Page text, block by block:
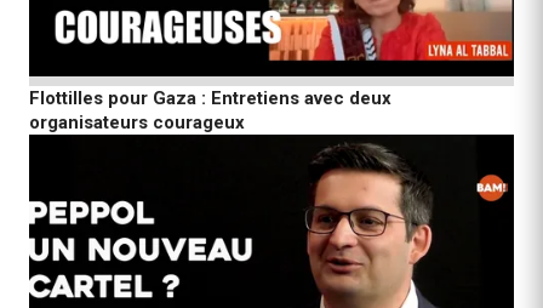
Flottilles pour Gaza : Entretiens avec deux
organisateurs courageux